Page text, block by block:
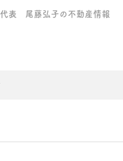
代表 尾藤弘子の不動産情報